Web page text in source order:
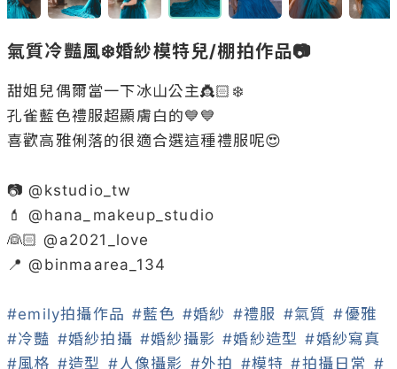
氣質冷豔風❄️婚紗模特兒/棚拍作品📷
甜姐兒偶爾當一下冰山公主👸🏻❄️
孔雀藍色禮服超顯膚白的💙💙
喜歡高雅俐落的很適合選這種禮服呢😍
📷 @ kstudio_tw
💄 @ hana_makeup_studio
👰🏻 @ a2021_love
📍 @ binmaarea_134
#emily拍攝作品 #藍色 #婚紗 #禮服 #氣質 #優雅
#冷豔 #婚紗拍攝 #婚紗攝影 #婚紗造型 #婚紗寫真
#風格 #造型 #人像攝影 #外拍 #模特 #拍攝日常 #